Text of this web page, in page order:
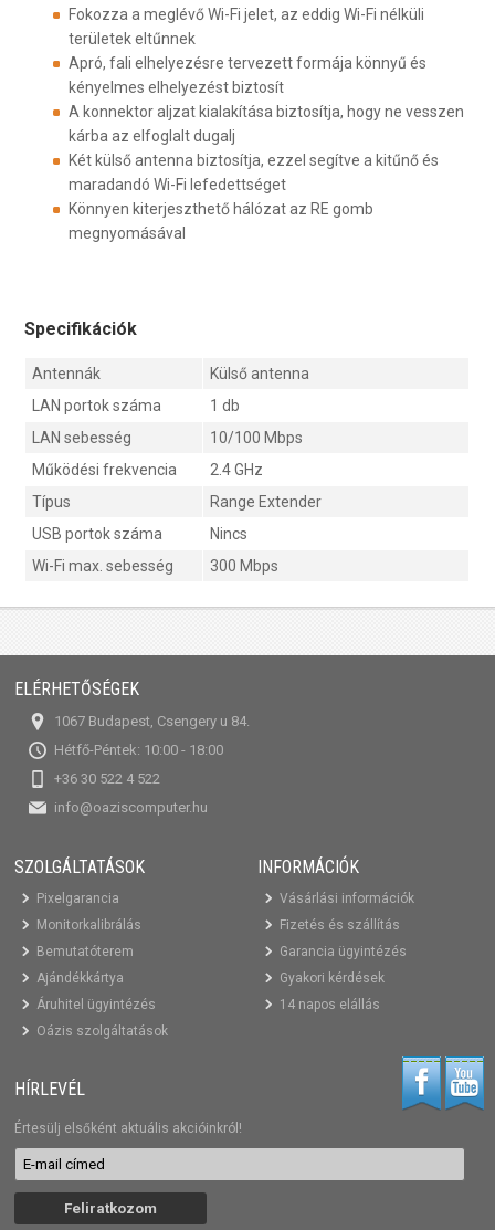
Fokozza a meglévő Wi-Fi jelet, az eddig Wi-Fi nélküli
területek eltűnnek
Apró, fali elhelyezésre tervezett formája könnyű és
kényelmes elhelyezést biztosít
A konnektor aljzat kialakítása biztosítja, hogy ne vesszen
kárba az elfoglalt dugalj
Két külső antenna biztosítja, ezzel segítve a kitűnő és
maradandó Wi-Fi lefedettséget
Könnyen kiterjeszthető hálózat az RE gomb
megnyomásával
Specifikációk
Antennák
Külső antenna
LAN portok száma
1 db
LAN sebesség
10/100 Mbps
Működési frekvencia
2.4 GHz
Típus
Range Extender
USB portok száma
Nincs
Wi-Fi max. sebesség
300 Mbps
ELÉRHETŐSÉGEK
1067 Budapest, Csengery u 84.
Hétfő-Péntek: 10:00 - 18:00
+36 30 522 4 522
info@oaziscomputer.hu
SZOLGÁLTATÁSOK
Pixelgarancia
Monitorkalibrálás
Bemutatóterem
Ajándékkártya
Áruhitel ügyintézés
Oázis szolgáltatások
INFORMÁCIÓK
Vásárlási információk
Fizetés és szállítás
Garancia ügyintézés
Gyakori kérdések
14 napos elállás
HÍRLEVÉL
Értesülj elsőként aktuális akcióinkról!